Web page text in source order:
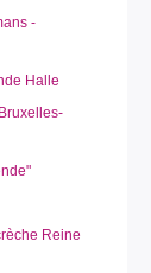
-
Halle
Reine